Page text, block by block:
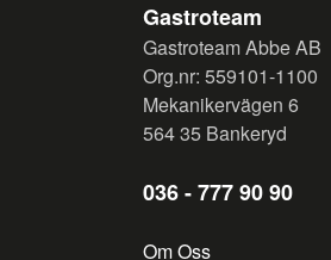
Gastroteam
Gastroteam Abbe AB
Org.nr: 559101-1100
Mekanikervägen 6
564 35 Bankeryd
036 - 777 90 90
Om Oss